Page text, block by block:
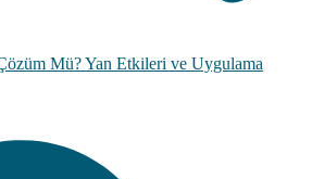
Mü? Yan Etkileri ve Uygulama